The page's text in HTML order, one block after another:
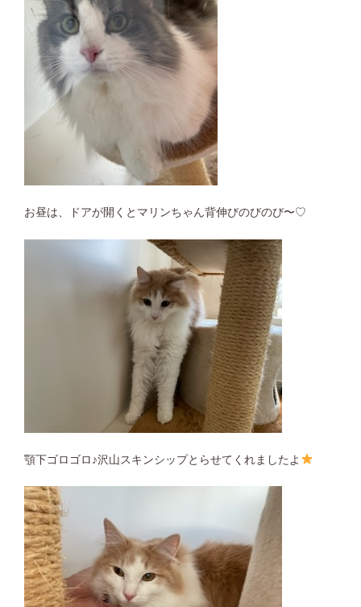
お昼は、ドアが開くとマリンちゃん背伸びのびのび〜♡
顎下ゴロゴロ♪沢山スキンシップとらせてくれましたよ